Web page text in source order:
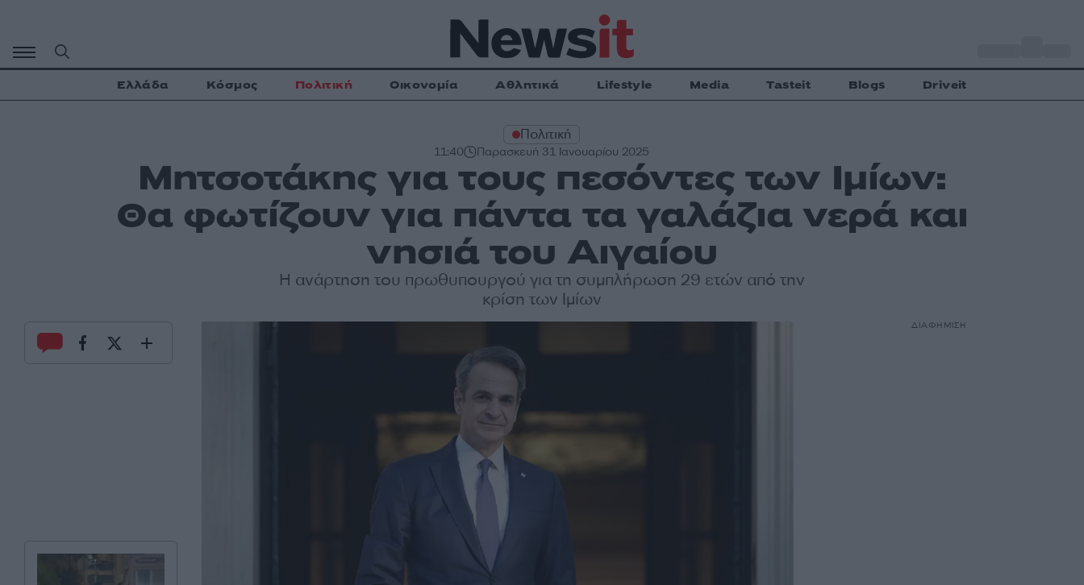
περιεχόμενο
Ελλάδα Κόσμος Πολιτική Οικονομία Αθλητικά Lifestyle Media Tasteit Blogs Driveit
Πολιτική
11:40 Παρασκευή 31 Ιανουαρίου 2025
Μητσοτάκης για τους πεσόντες των Ιμίων:
Θα φωτίζουν για πάντα τα γαλάζια νερά και
νησιά του Αιγαίου
Η ανάρτηση του πρωθυπουργού για τη συμπλήρωση 29 ετών από την
κρίση των Ιμίων
ΔΙΑΦΗΜΙΣΗ